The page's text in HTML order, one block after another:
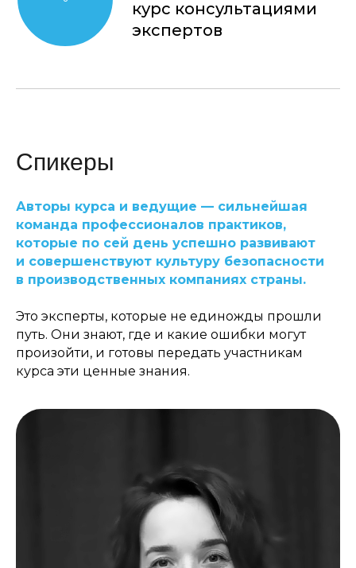
курс консультациями
экспертов
Спикеры
Авторы курса и ведущие — сильнейшая
команда профессионалов практиков,
которые по сей день успешно развивают
и совершенствуют культуру безопасности
в производственных компаниях страны.
Это эксперты, которые не единожды прошли
путь. Они знают, где и какие ошибки могут
произойти, и готовы передать участникам
курса эти ценные знания.